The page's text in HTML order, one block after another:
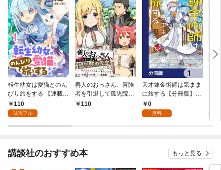
転生幼女は愛猫とのん
びり旅をする 【連載
版】１
110
試読フル
善人のおっさん、冒険
者を引退して孤児院の
先生になるエルフの嫁
110
天才錬金術師は気まま
に旅する【分冊版】
1 0
無料
世
術
講談社のおすすめ本 もっと見る